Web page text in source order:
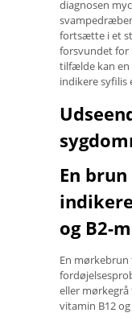
diagnosen
fortsætte i et
forsvundet for
tilfælde kan en
indikere syfilis
En
og B2-
En
eller mørkegrå
vitamin B12 og